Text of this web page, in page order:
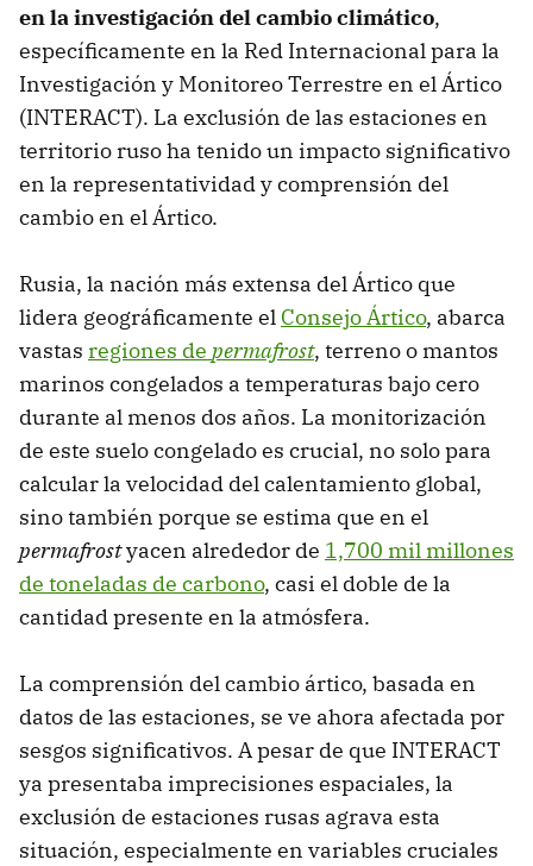
en la investigación del cambio climático,
específicamente en la Red Internacional para la
Investigación y Monitoreo Terrestre en el Ártico
(INTERACT). La exclusión de las estaciones en
territorio ruso ha tenido un impacto significativo
en la representatividad y comprensión del
cambio en el Ártico.
Rusia, la nación más extensa del Ártico que
lidera geográficamente el Consejo Ártico, abarca
vastas regiones de permafrost, terreno o mantos
marinos congelados a temperaturas bajo cero
durante al menos dos años. La monitorización
de este suelo congelado es crucial, no solo para
calcular la velocidad del calentamiento global,
sino también porque se estima que en el
permafrostyacen alrededor de 1,700 mil millones
de toneladas de carbono, casi el doble de la
cantidad presente en la atmósfera.
La comprensión del cambio ártico, basada en
datos de las estaciones, se ve ahora afectada por
sesgos significativos. A pesar de que INTERACT
ya presentaba imprecisiones espaciales, la
exclusión de estaciones rusas agrava esta
situación, especialmente en variables cruciales